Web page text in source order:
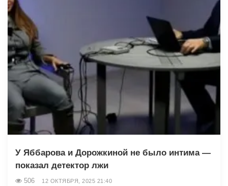
У Яббарова и Дорожкиной не было интима —
показал детектор лжи
506 12 ОКТЯБРЯ, 2025 21:40